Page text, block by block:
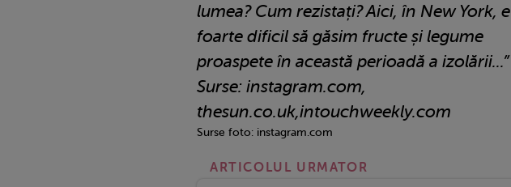
lumea? Cum rezistați? Aici, în New York, e
foarte dificil să găsim fructe și legume
proaspete în această perioadă a izolării...”
Surse: instagram.com,
thesun.co.uk,intouchweekly.com
Surse foto: instagram.com
ARTICOLUL URMATOR